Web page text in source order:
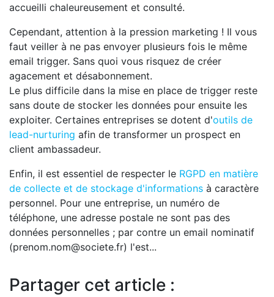
accueilli chaleureusement et consulté.
Cependant, attention à la pression marketing ! Il vous
faut veiller à ne pas envoyer plusieurs fois le même
email trigger. Sans quoi vous risquez de créer
agacement et désabonnement.
Le plus difficile dans la mise en place de trigger reste
sans doute de stocker les données pour ensuite les
exploiter. Certaines entreprises se dotent d'outils de
lead-nurturing afin de transformer un prospect en
client ambassadeur.
Enfin, il est essentiel de respecter le RGPD en matière
de collecte et de stockage d'informations à caractère
personnel. Pour une entreprise, un numéro de
téléphone, une adresse postale ne sont pas des
données personnelles ; par contre un email nominatif
(prenom.nom@societe.fr) l'est...
Partager cet article :